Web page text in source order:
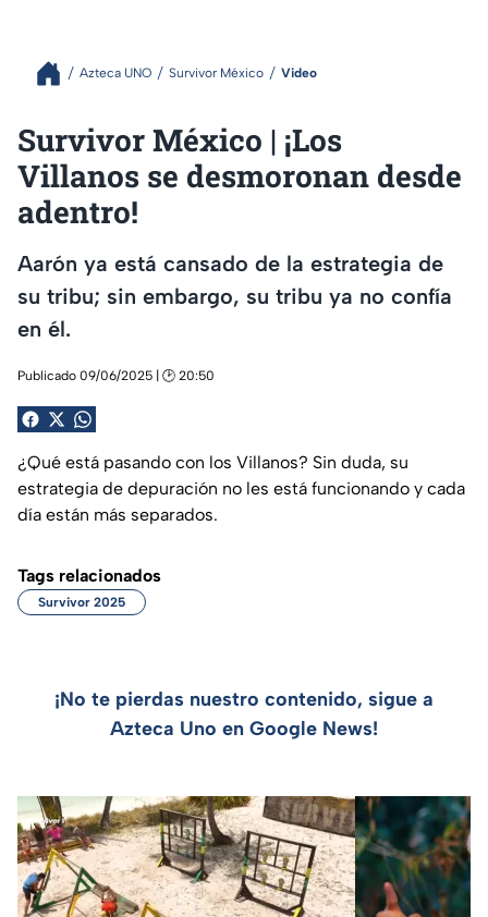
Azteca UNO Survivor México Video
Survivor México | ¡Los
Villanos se desmoronan desde
adentro!
Aarón ya está cansado de la estrategia de
su tribu; sin embargo, su tribu ya no confía
en él.
Publicado 09/06/2025 | 🕑 20:50
¿Qué está pasando con los Villanos? Sin duda, su
estrategia de depuración no les está funcionando y cada
día están más separados.
Tags relacionados
Survivor 2025
¡No te pierdas nuestro contenido, sigue a
Azteca Uno en Google News!